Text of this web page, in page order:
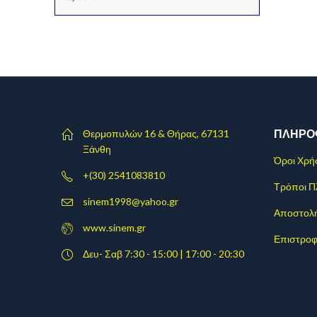
Θερμοπυλών 16 & Θήρας, 67131
Ξάνθη
+(30) 2541083810
sinem1998@yahoo.gr
www.sinem.gr
Δευ- Σαβ 7:30 - 15:00 | 17:00 - 20:30
Όροι
Τρόποι